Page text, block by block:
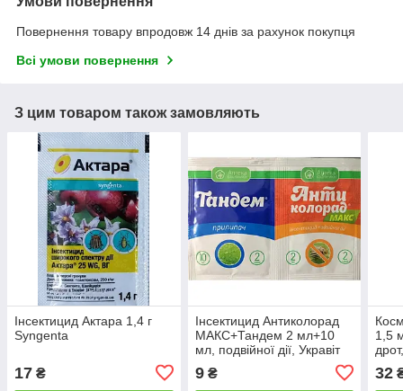
Повернення товару впродовж 14 днів за рахунок покупця
Всі умови повернення
З цим товаром також замовляють
Інсектицид Актара 1,4 г
Syngenta
17 ₴
Інсектицид Антиколорад
МАКС+Тандем 2 мл+10
мл, подвійної дії, Укравіт
9₴
1,5
32